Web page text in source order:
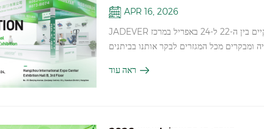
APR 16, 2026
JADEVER תציג בתערוכת מכשירי השקילה הבינלאומית של סין לשנת 2026, שתתקיים בין ה-22 ל-24 באפריל במרכז
ומבקרים מכל המגזרים לבקר אותנו בביתנים
במהלך התערוכה, JADEVER תציג מגוון מקיף של מוצרים מותאמים אישית, כולל מדפסות, מאזניים, משקלי ספירה, מאזני
ראה עוד